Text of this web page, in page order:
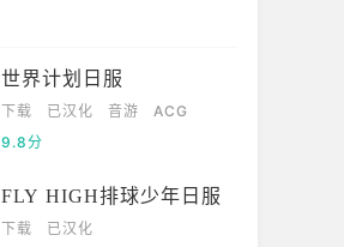
世界计划日服
下载 已汉化 音游
ACG
9.8分
FLY HIGH排球少年日服
下载
已汉化